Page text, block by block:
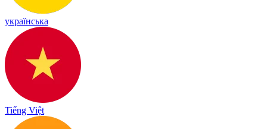
українська
Tiếng Việt